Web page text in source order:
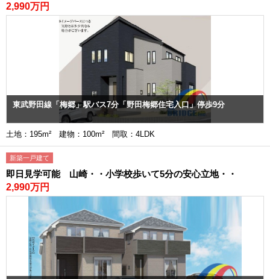
2,990万円
東武野田線「梅郷」駅バス7分「野田梅郷住宅入口」停歩9分
土地：195m² 建物：100m² 間取：4LDK
新築一戸建て
即日見学可能 山崎・・小学校歩いて5分の安心立地・・
2,990万円